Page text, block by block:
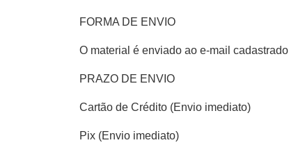
FORMA DE ENVIO
O material é enviado ao e-mail cadastrado
PRAZO DE ENVIO
Cartão de Crédito (Envio imediato)
Pix (Envio imediato)